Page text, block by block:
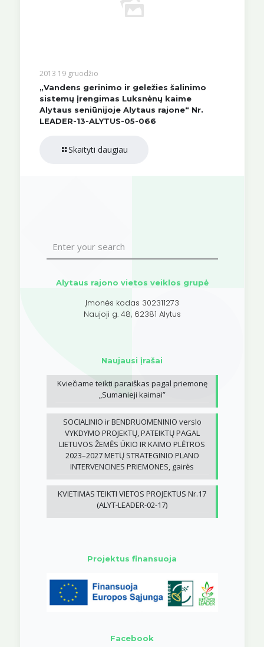
2013 19 gruodžio
„Vandens gerinimo ir geležies šalinimo
sistemų įrengimas Luksnėnų kaime
Alytaus seniūnijoje Alytaus rajone“ Nr.
LEADER-13-ALYTUS-05-066
Skaityti daugiau
Alytaus rajono vietos veiklos grupė
Įmonės kodas 302311273
Naujoji g. 48, 62381 Alytus
Naujausi įrašai
Kviečiame teikti paraiškas pagal priemonę
„Sumanieji kaimai”
SOCIALINIO ir BENDRUOMENINIO verslo
VYKDYMO PROJEKTŲ, PATEIKTŲ PAGAL
LIETUVOS ŽEMĖS ŪKIO IR KAIMO PLĖTROS
2023–2027 METŲ STRATEGINIO PLANO
INTERVENCINES PRIEMONES, gairės
KVIETIMAS TEIKTI VIETOS PROJEKTUS Nr.17
(ALYT-LEADER-02-17)
Projektus finansuoja
Facebook